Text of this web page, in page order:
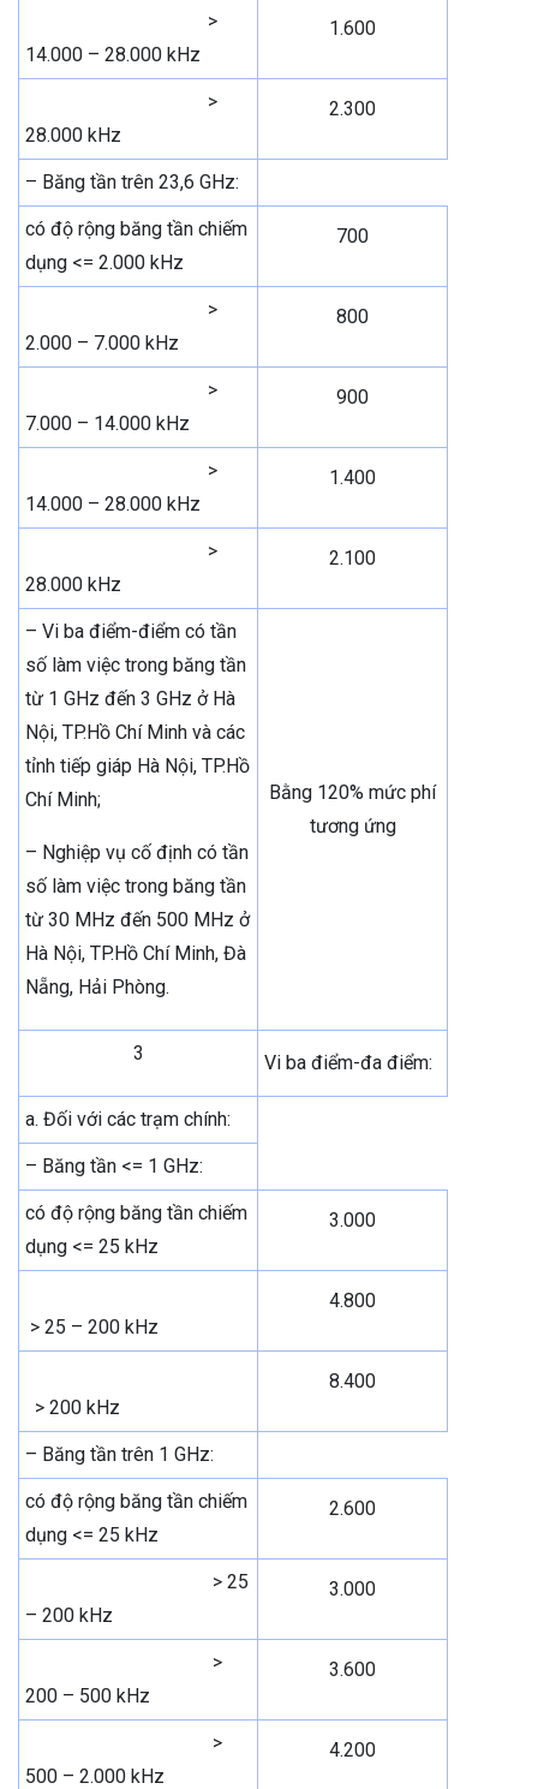
>
14.000 – 28.000 kHz
1.600
>
28.000 kHz
2.300
– Băng tần trên 23,6 GHz:
có độ rộng băng tần chiếm
dụng <= 2.000 kHz
700
>
2.000 – 7.000 kHz
800
>
7.000 – 14.000 kHz
900
>
14.000 – 28.000 kHz
1.400
>
28.000 kHz
2.100
– Vi ba điểm-điểm có tần
số làm việc trong băng tần
từ 1 GHz đến 3 GHz ở Hà
Nội, TP.Hồ Chí Minh và các
tỉnh tiếp giáp Hà Nội, TP.Hồ
Chí Minh;
– Nghiệp vụ cố định có tần
số làm việc trong băng tần
từ 30 MHz đến 500 MHz ở
Hà Nội, TP.Hồ Chí Minh, Đà
Nẵng, Hải Phòng.
Bằng 120% mức phí
tương ứng
3 Vi ba điểm-đa điểm:
a. Đối với các trạm chính:
– Băng tần <= 1 GHz:
có độ rộng băng tần chiếm
dụng <= 25 kHz
3.000
> 25 – 200 kHz
4.800
> 200 kHz
8.400
– Băng tần trên 1 GHz:
có độ rộng băng tần chiếm
dụng <= 25 kHz
2.600
> 25
– 200 kHz
3.000
>
200 – 500 kHz
3.600
>
500 – 2.000 kHz
4.200